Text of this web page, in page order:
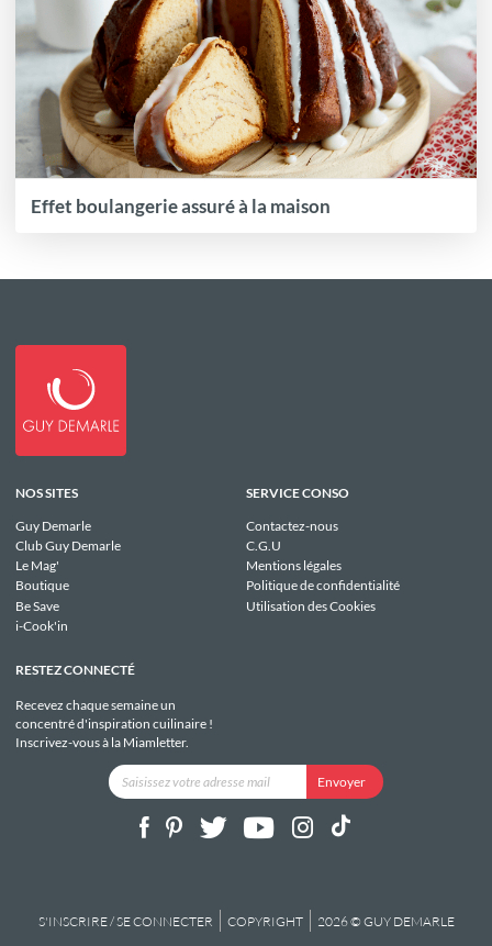
Effet boulangerie assuré à la maison
NOS SITES
Guy Demarle
Club Guy Demarle
Le Mag'
Boutique
Be Save
i-Cook'in
SERVICE CONSO
Contactez-nous
C.G.U
Mentions légales
Politique de confidentialité
Utilisation des Cookies
RESTEZ CONNECTÉ
Recevez chaque semaine un
concentré d'inspiration cuilinaire !
Inscrivez-vous à la Miamletter.
S'INSCRIRE / SE CONNECTER COPYRIGHT 2026 © GUY DEMARLE